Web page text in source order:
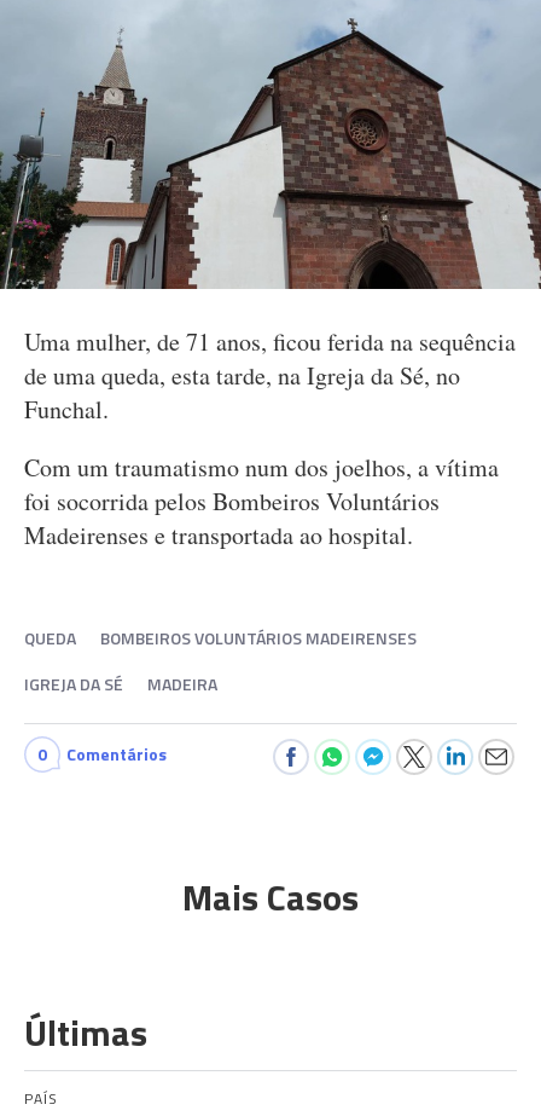
Uma mulher, de 71 anos, ficou ferida na sequência
de uma queda, esta tarde, na Igreja da Sé, no
Funchal.
Com um traumatismo num dos joelhos, a vítima
foi socorrida pelos Bombeiros Voluntários
Madeirenses e transportada ao hospital.
QUEDA
BOMBEIROS VOLUNTÁRIOS MADEIRENSES
IGREJA DA SÉ
MADEIRA
0 Comentários
Mais Casos
Últimas
PAÍS